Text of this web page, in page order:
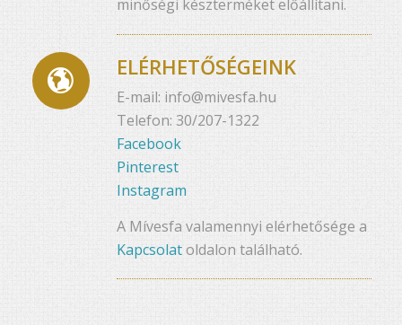
minőségi készterméket előállítani.
ELÉRHETŐSÉGEINK
E-mail: info@mivesfa.hu
Telefon: 30/207-1322
Facebook
Pinterest
Instagram
A Mívesfa valamennyi elérhetősége a
Kapcsolatoldalon található.